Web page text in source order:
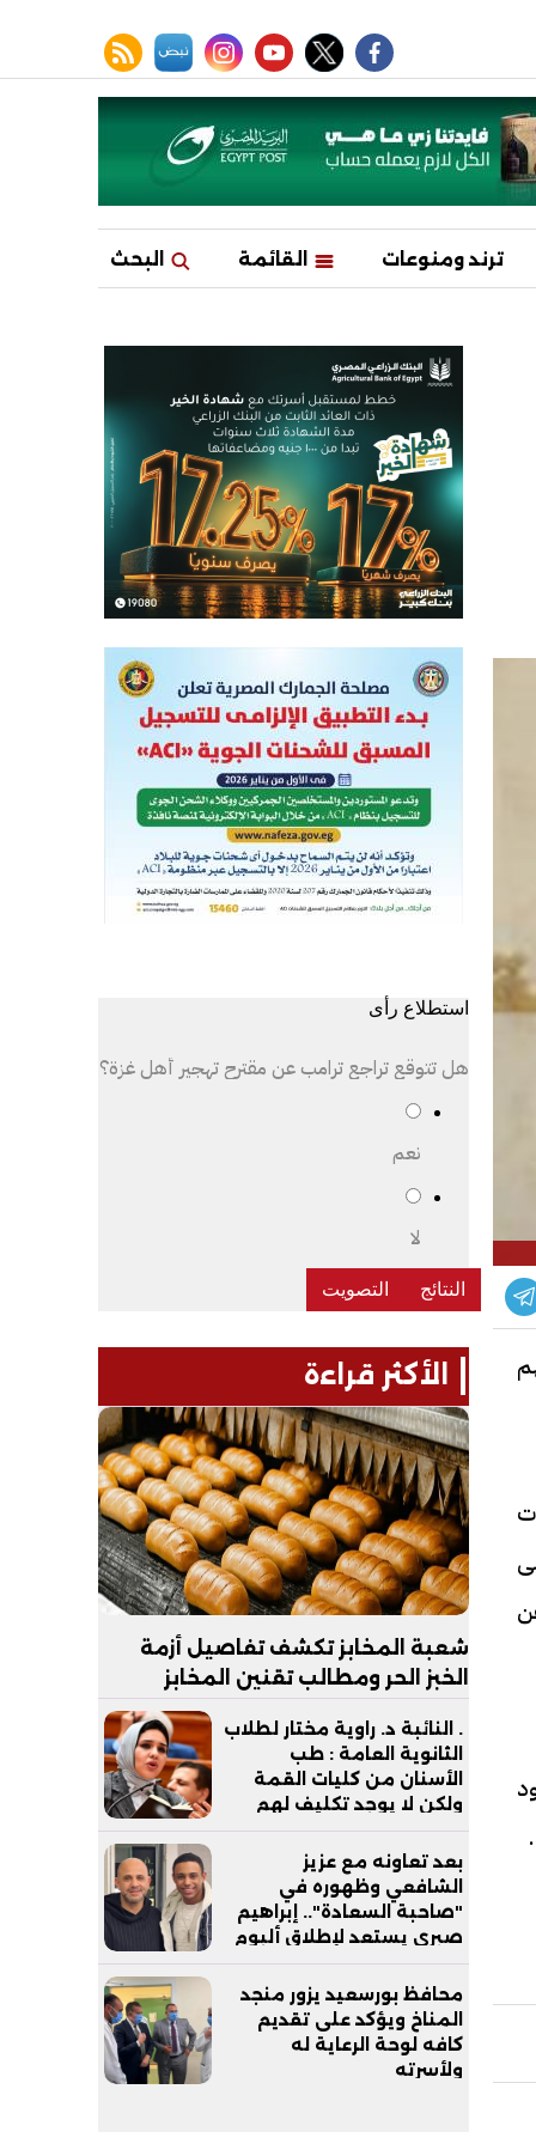
facebook
twitter
youtube
instagram
نبض rss feed
ترند ومنوعات القائمة البحث
-
استطلاع رأى
هل تتوقع تراجع ترامب عن مقترح تهجير أهل غزة؟
نعم
لا
الأكثر قراءة
شعبة المخابز تكشف تفاصيل أزمة
الخبز الحر ومطالب تقنين المخابز
. النائبة د. راوية مختار لطلاب
الثانوية العامة : طب
الأسنان من كليات القمة
ولكن لا يوجد تكليف لهم
بعد التخرج
بعد تعاونه مع عزيز
الشافعي وظهوره في
"صاحبة السعادة".. إبراهيم
صبري يستعد لإطلاق ألبوم
"كلام"
محافظ بورسعيد يزور منجد
المناخ ويؤكد على تقديم
كافه لوحة الرعاية له
ولأسرته